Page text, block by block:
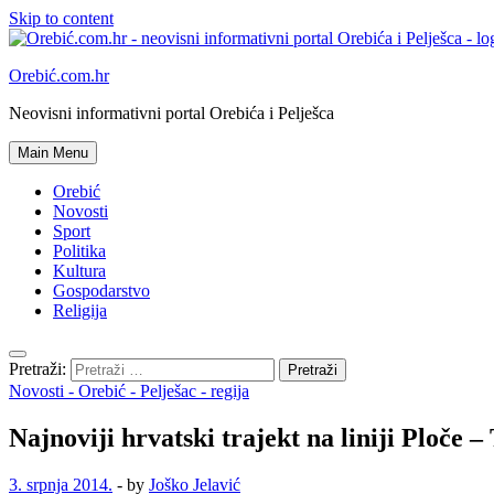
Skip to content
Orebić.com.hr
Neovisni informativni portal Orebića i Pelješca
Main Menu
Orebić
Novosti
Sport
Politika
Kultura
Gospodarstvo
Religija
Pretraži:
Novosti - Orebić - Pelješac - regija
Najnoviji hrvatski trajekt na liniji Ploče –
3. srpnja 2014. - by Joško Jelavić